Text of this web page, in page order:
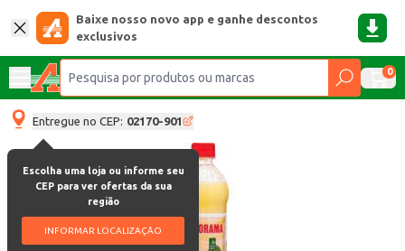
Baixe nosso novo app e ganhe descontos
exclusivos
0
Entregue no CEP: 02170-901
Escolha uma loja ou informe seu
CEP para ver ofertas da sua
região
INFORMAR LOCALIZAÇÃO